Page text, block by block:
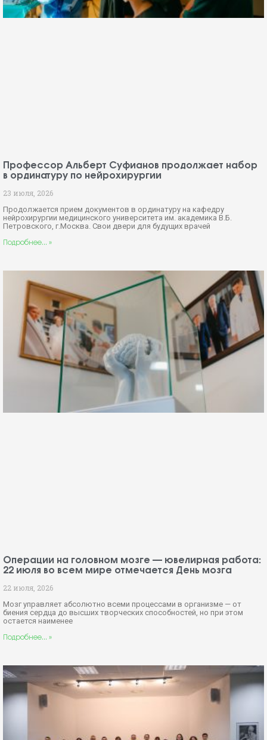
22 июля во всем мире отмечается День мозга
22 июля, 2026
Мозг управляет абсолютно всеми процессами в организме — от
биения сердца до высших творческих способностей, но при этом
остается наименее
Подробнее... »
расширит сеть сотрудничества: итоги конференции
по лечению эпилепсии
21 июля, 2026
Федеральный центр нейрохирургии в Тюмени завершил масштабный
образовательный курс, посвященный современным подходам к
Подробнее... »
НЕЙРОХИРУРГИИ